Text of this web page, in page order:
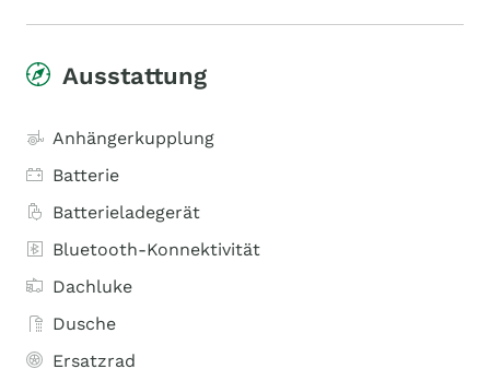
Ausstattung
Anhängerkupplung
Batterie
Batterieladegerät
Bluetooth-Konnektivität
Dachluke
Dusche
Ersatzrad